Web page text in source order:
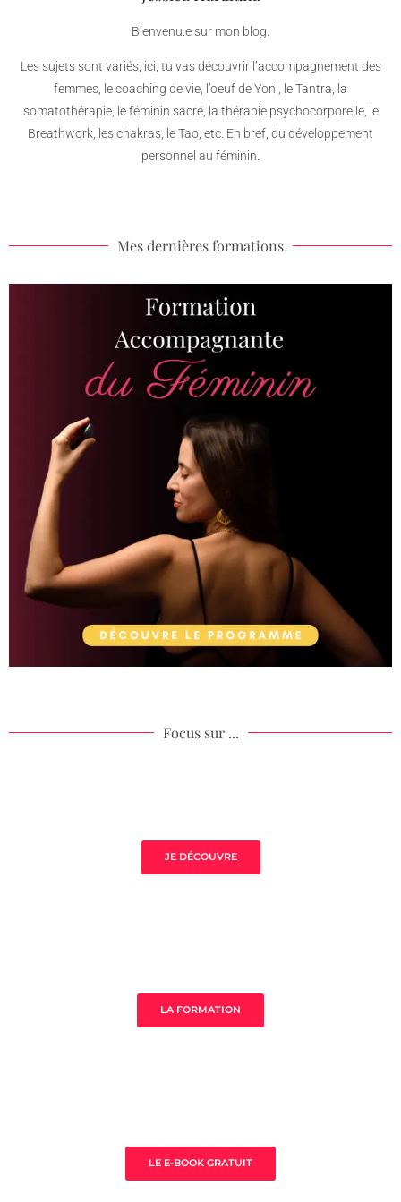
Bienvenu.e sur mon blog.
Les sujets sont variés, ici, tu vas découvrir l’accompagnement des
femmes, le coaching de vie, l’oeuf de Yoni, le Tantra, la
somatothérapie, le féminin sacré, la thérapie psychocorporelle, le
Breathwork, les chakras, le Tao, etc. En bref, du développement
personnel au féminin.
Mes dernières formations
Focus sur ...
JE DÉCOUVRE
LA FORMATION
LE E-BOOK GRATUIT